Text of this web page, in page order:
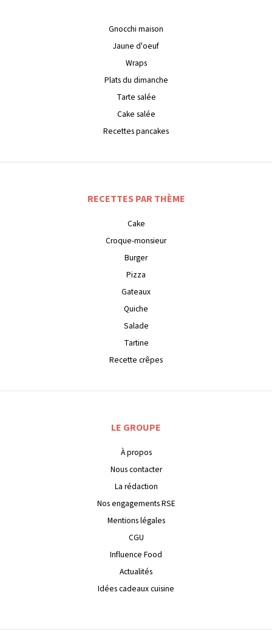
Gnocchi maison
Jaune d'oeuf
Wraps
Plats du dimanche
Tarte salée
Cake salée
Recettes pancakes
RECETTES PAR THÈME
Cake
Croque-monsieur
Burger
Pizza
Gateaux
Quiche
Salade
Tartine
Recette crêpes
LE GROUPE
À propos
Nous contacter
La rédaction
Nos engagements RSE
Mentions légales
CGU
Influence Food
Actualités
Idées cadeaux cuisine